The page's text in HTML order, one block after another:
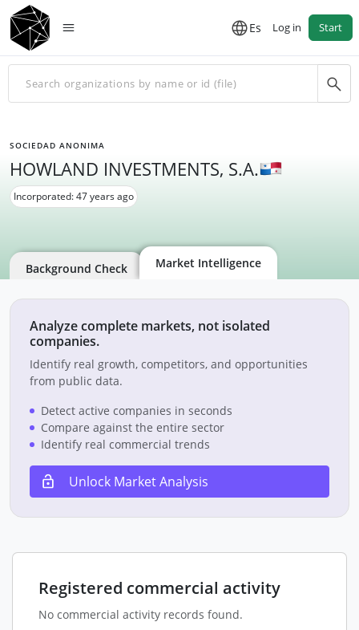
Es Log in Start
SOCIEDAD ANONIMA
HOWLAND INVESTMENTS, S.A.
Incorporated: 47 years ago
Background Check Market Intelligence
Analyze complete markets, not isolated
companies.
Identify real growth, competitors, and opportunities
from public data.
Detect active companies in seconds
Compare against the entire sector
Identify real commercial trends
Unlock Market Analysis
Registered commercial activity
No commercial activity records found.